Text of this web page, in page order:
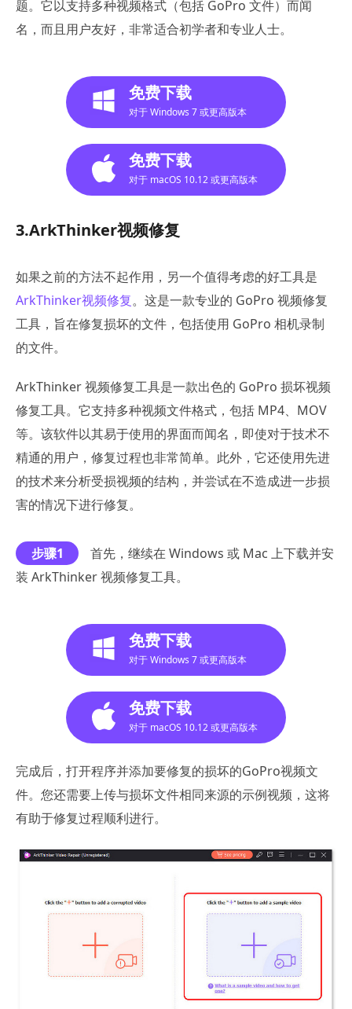
题。它以支持多种视频格式（包括 GoPro 文件）而闻
名，而且用户友好，非常适合初学者和专业人士。
免费下载
对于 Windows 7 或更高版本
免费下载
对于 macOS 10.12 或更高版本
3.ArkThinker视频修复
如果之前的方法不起作用，另一个值得考虑的好工具是
ArkThinker视频修复。这是一款专业的 GoPro 视频修复
工具，旨在修复损坏的文件，包括使用 GoPro 相机录制
的文件。
ArkThinker 视频修复工具是一款出色的 GoPro 损坏视频
修复工具。它支持多种视频文件格式，包括 MP4、MOV
等。该软件以其易于使用的界面而闻名，即使对于技术不
精通的用户，修复过程也非常简单。此外，它还使用先进
的技术来分析受损视频的结构，并尝试在不造成进一步损
害的情况下进行修复。
步骤1
首先，继续在 Windows 或 Mac 上下载并安
装 ArkThinker 视频修复工具。
免费下载
对于 Windows 7 或更高版本
免费下载
对于 macOS 10.12 或更高版本
完成后，打开程序并添加要修复的损坏的GoPro视频文
件。您还需要上传与损坏文件相同来源的示例视频，这将
有助于修复过程顺利进行。